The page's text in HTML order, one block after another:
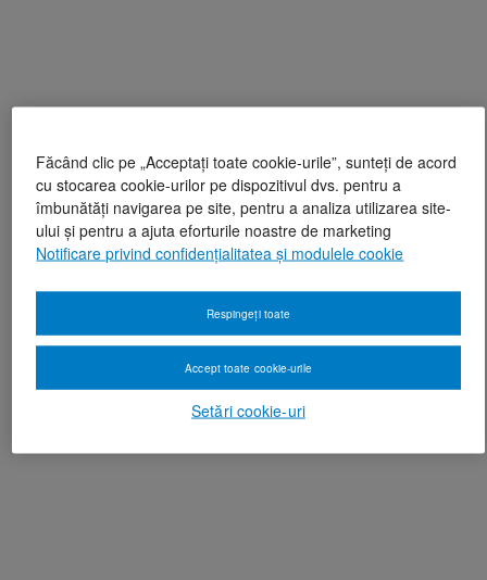
Făcând clic pe „Acceptați toate cookie-urile”, sunteți de acord
cu stocarea cookie-urilor pe dispozitivul dvs. pentru a
îmbunătăți navigarea pe site, pentru a analiza utilizarea site-
ului și pentru a ajuta eforturile noastre de marketing
Notificare privind confidențialitatea și modulele cookie
Setări cookie-uri
Respingeți toate
Accept toate cookie-urile